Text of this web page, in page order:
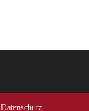
Datenschutz